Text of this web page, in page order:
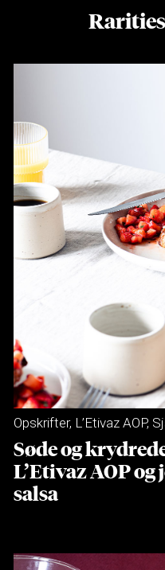
Opskrifter, L’Etivaz AOP,
Søde og
L’Etivaz AOP
salsa